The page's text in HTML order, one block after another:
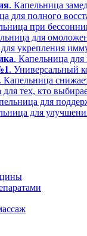
. Капельница
для полного
при
для
укрепления
. Капельница
. Универсальный
. Капельница
тех, кто
для
для